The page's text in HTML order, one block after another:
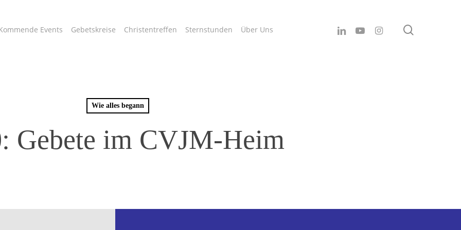
Events Gebetskreise Christentreffen Sternstunden Über Uns linkedinyoutubeinstagram
Wie alles begann
Gebete im CVJM-Heim